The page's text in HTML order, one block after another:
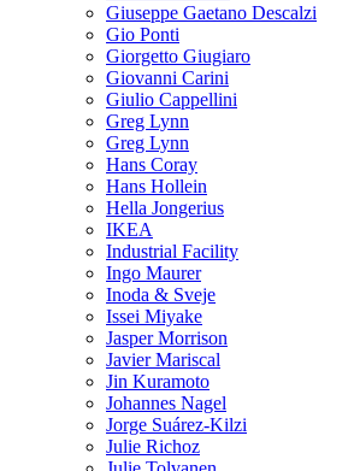
Giuseppe Gaetano Descalzi
Gio Ponti
Giorgetto Giugiaro
Giovanni Carini
Giulio Cappellini
Greg Lynn
Greg Lynn
Hans Coray
Hans Hollein
Hella Jongerius
IKEA
Industrial Facility
Ingo Maurer
Inoda & Sveje
Issei Miyake
Jasper Morrison
Javier Mariscal
Jin Kuramoto
Johannes Nagel
Jorge Suárez-Kilzi
Julie Richoz